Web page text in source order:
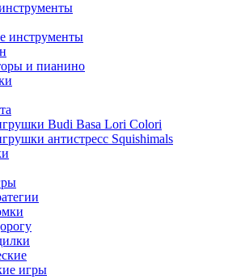
инструменты
и пианино
Budi Basa Lori Colori
антистресс Squishimals
игры